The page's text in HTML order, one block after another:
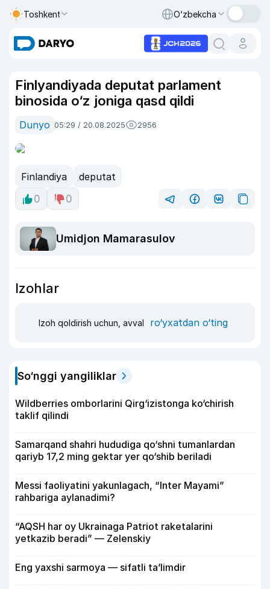
Toshkent O‘zbekcha
Finlyandiyada deputat parlament
binosida o‘z joniga qasd qildi
Dunyo 05:29 / 20.08.2025 2956
Finlandiya
deputat
0
0
Umidjon Mamarasulov
Izohlar
Izoh qoldirish uchun, avval ro‘yxatdan o‘ting
So‘nggi yangiliklar
Wildberries omborlarini Qirg‘izistonga ko‘chirish
taklif qilindi
Samarqand shahri hududiga qo‘shni tumanlardan
qariyb 17,2 ming gektar yer qo‘shib beriladi
Messi faoliyatini yakunlagach, “Inter Mayami”
rahbariga aylanadimi?
“AQSH har oy Ukrainaga Patriot raketalarini
yetkazib beradi” — Zelenskiy
Eng yaxshi sarmoya — sifatli ta’limdir